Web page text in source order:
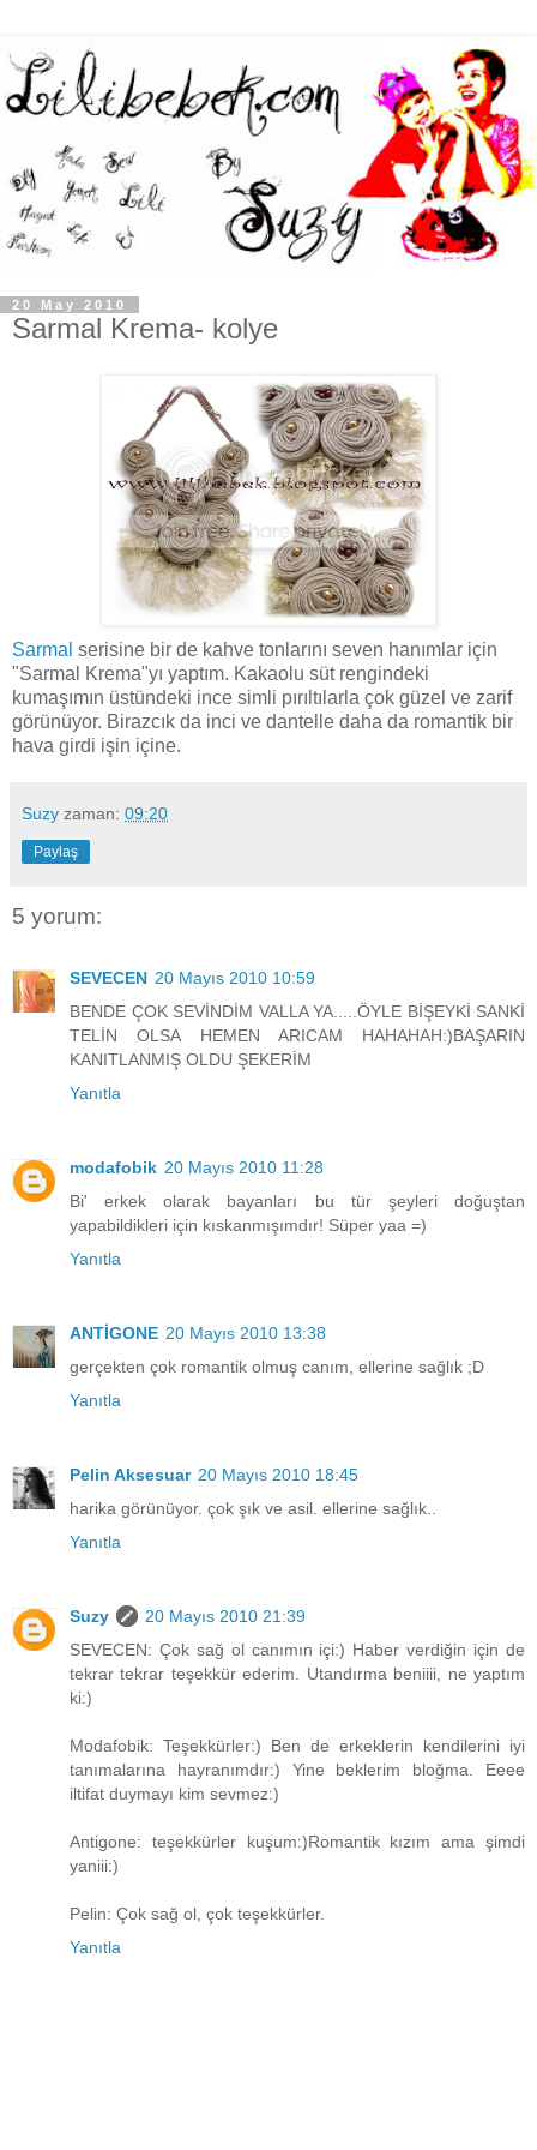
20 May 2010
Sarmal Krema- kolye
Sarmal serisine bir de kahve tonlarını seven hanımlar için
"Sarmal Krema"yı yaptım. Kakaolu süt rengindeki
kumaşımın üstündeki ince simli pırıltılarla çok güzel ve zarif
görünüyor. Birazcık da inci ve dantelle daha da romantik bir
hava girdi işin içine.
Suzy zaman: 09:20
Paylaş
5 yorum:
SEVECEN 20 Mayıs 2010 10:59
BENDE ÇOK SEVİNDİM VALLA YA.....ÖYLE BİŞEYKİ SANKİ
TELİN OLSA HEMEN ARICAM HAHAHAH:)BAŞARIN
KANITLANMIŞ OLDU ŞEKERİM
Yanıtla
modafobik 20 Mayıs 2010 11:28
Bi' erkek olarak bayanları bu tür şeyleri doğuştan
yapabildikleri için kıskanmışımdır! Süper yaa =)
Yanıtla
ANTİGONE 20 Mayıs 2010 13:38
gerçekten çok romantik olmuş canım, ellerine sağlık ;D
Yanıtla
Pelin Aksesuar 20 Mayıs 2010 18:45
harika görünüyor. çok şık ve asil. ellerine sağlık..
Yanıtla
Suzy
20 Mayıs 2010 21:39
SEVECEN: Çok sağ ol canımın içi:) Haber verdiğin için de
tekrar tekrar teşekkür ederim. Utandırma beniiii, ne yaptım
ki:)
Modafobik: Teşekkürler:) Ben de erkeklerin kendilerini iyi
tanımalarına hayranımdır:) Yine beklerim bloğma. Eeee
iltifat duymayı kim sevmez:)
Antigone: teşekkürler kuşum:)Romantik kızım ama şimdi
yaniii:)
Pelin: Çok sağ ol, çok teşekkürler.
Yanıtla